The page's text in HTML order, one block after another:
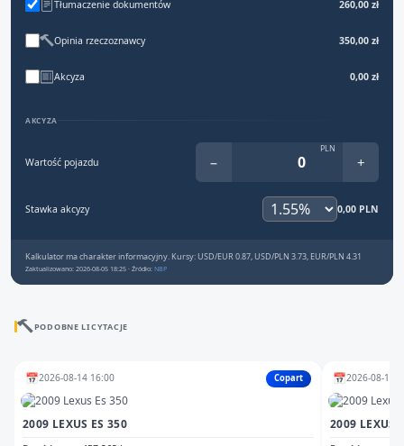
Tłumaczenie dokumentów 260,00 zł
Opinia rzeczoznawcy 350,00 zł
Akcyza 0,00 zł
AKCYZA
Wartość pojazdu −
PLN
+
Stawka akcyzy 0,00 PLN
Kalkulator ma charakter informacyjny. Kursy: USD/EUR 0.87, USD/PLN 3.73, EUR/PLN 4.31
Zaktualizowano: 2026-08-05 18:25 · Źródło: NBP
PODOBNE LICYTACJE
📅2026-08-14 16:00 Copart
2009 LEXUS ES 350
📅2026-08-10
2009 LEXUS